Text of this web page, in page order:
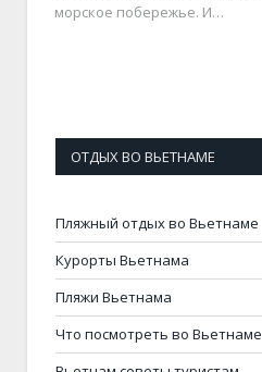
морское побережье. И…
ОТДЫХ ВО ВЬЕТНАМЕ
Пляжный отдых во Вьетнаме
Курорты Вьетнама
Пляжи Вьетнама
Что посмотреть во Вьетнаме